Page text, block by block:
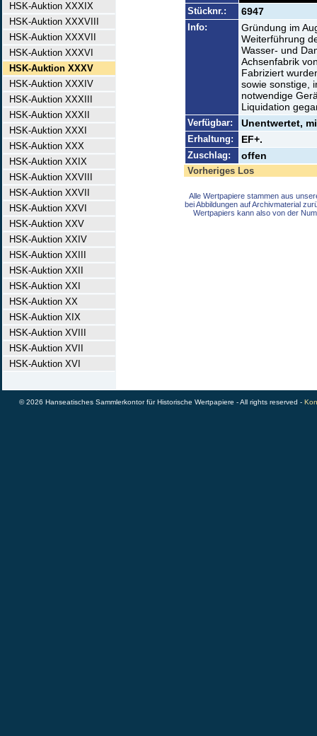
HSK-Auktion XXXIX
HSK-Auktion XXXVIII
HSK-Auktion XXXVII
HSK-Auktion XXXVI
HSK-Auktion XXXV
HSK-Auktion XXXIV
HSK-Auktion XXXIII
HSK-Auktion XXXII
HSK-Auktion XXXI
HSK-Auktion XXX
HSK-Auktion XXIX
HSK-Auktion XXVIII
HSK-Auktion XXVII
HSK-Auktion XXVI
HSK-Auktion XXV
HSK-Auktion XXIV
HSK-Auktion XXIII
HSK-Auktion XXII
HSK-Auktion XXI
HSK-Auktion XX
HSK-Auktion XIX
HSK-Auktion XVIII
HSK-Auktion XVII
HSK-Auktion XVI
Stücknr.: 6947
Info:
Gründung im
Weiterführung
Wasser- und
Achsenfabrik
Fabriziert
sowie sonstige,
notwendige
Liquidation
Verfügbar: Unentwertet,
Erhaltung: EF+.
Zuschlag: offen
Vorheriges Los
Alle Wertpapiere stammen aus
bei Abbildungen auf Archivmaterial
Wertpapiers kann also von der
© 2026 Hanseatisches Sammlerkontor für Historische Wertpapiere - All rights reserved -